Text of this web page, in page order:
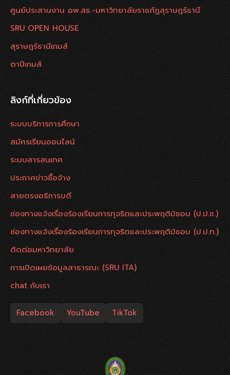
ศูนย์ประสานงาน อพ.สธ.-มหาวิทยาลัยราชภัฏสุราษฎร์ธานี
SRU OPEN HOUSE
สุราษฎร์ธานีเกมส์
ตาปีเกมส์
ลิงก์ที่เกี่ยวข้อง
ระบบบริการการศึกษา
สมัครเรียนออนไลน์
ระบบสารสนเทศ
ประกาศข่าวซื้อจ้าง
สายตรงอธิการบดี
ช่องทางแจ้งเรื่องร้องเรียนการทุจริตและประพฤติมิชอบ (ป.ป.ช.)
ช่องทางแจ้งเรื่องร้องเรียนการทุจริตและประพฤติมิชอบ (ป.ป.ท.)
ติดต่อมหาวิทยาลัย
การเปิดเผยข้อมูลสาธารณะ (SRU ITA)
chat กับเรา
Facebook YouTube TikTok